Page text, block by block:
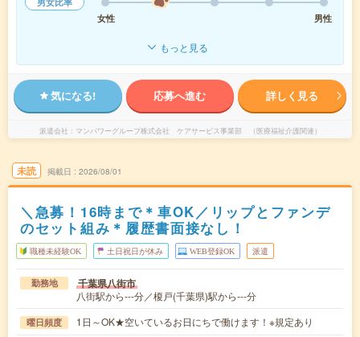
女性
男性
もっと見る
気になる! 応募へ進む 詳しく見る
派遣会社 マンパワーグループ株式会社 ケアサービス事業部 （医療福祉介護関連）
未読 掲載日 2026/08/01
＼急募！16時まで＊車OK／リップとファンデ
のセット組み＊履歴書面接なし！
職種未経験OK 土日祝日が休み WEB登録OK 派遣
勤務地 千葉県八街市
八街駅から---分／榎戸(千葉県)駅から---分
曜日頻度 1日～OK★空いているお日にちで働けます！※規定あり